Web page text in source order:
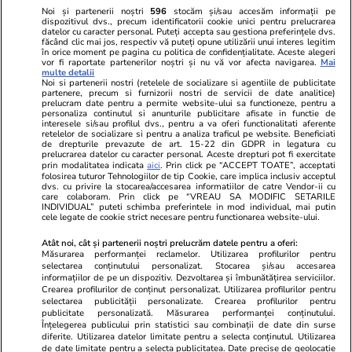
confidențialitate
Ringier România
Libertatea pentru
Unica.ro
Program TV
Avantaje
ELLE
Gazeta Sporturilor
Stiri mondene
Calculator sarcina
Ajută Copiii
Locuri de muncă
Imobiliare.ro
Jobradar24
Imoradar24
Colecții Libertatea
Pariază responsabil! Decizia ONJN nr. 821/25.09.2025.
Jocurile de noroc sunt interzise minorilor.
Actualizare preferințe cookies
Noi și partenerii noștri 596 stocăm și/sau accesăm informații pe
dispozitivul dvs., precum identificatorii cookie unici pentru prelucrarea
datelor cu caracter personal. Puteți accepta sau gestiona preferințele dvs.
făcând clic mai jos, respectiv vă puteți opune utilizării unui interes legitim
în orice moment pe pagina cu politica de confidențialitate. Aceste alegeri
vor fi raportate partenerilor noștri și nu vă vor afecta navigarea. Mai
multe detalii
Noi si partenerii nostri (retelele de socializare si agentiile de publicitate
partenere, precum si furnizorii nostri de servicii de date analitice)
prelucram date pentru a permite website-ului sa functioneze, pentru a
personaliza continutul si anunturile publicitare afisate in functie de
interesele si/sau profilul dvs., pentru a va oferi functionalitati aferente
retelelor de socializare si pentru a analiza traficul pe website. Beneficiati
de drepturile prevazute de art. 15-22 din GDPR in legatura cu
prelucrarea datelor cu caracter personal. Aceste drepturi pot fi exercitate
prin modalitatea indicataaici. Prin click pe “ACCEPT TOATE”, acceptati
folosirea tuturor Tehnologiilor de tip Cookie, care implica inclusiv acceptul
dvs. cu privire la stocarea/accesarea informatiilor de catre Vendor-ii cu
care colaboram. Prin click pe “VREAU SA MODIFIC SETARILE
INDIVIDUAL” puteti schimba preferintele in mod individual, mai putin
cele legate de cookie strict necesare pentru functionarea website-ului.
Atât noi, cât și partenerii noștri prelucrăm datele pentru a oferi:
Măsurarea performanței reclamelor. Utilizarea profilurilor pentru
selectarea conținutului personalizat. Stocarea și/sau accesarea
informațiilor de pe un dispozitiv. Dezvoltarea și îmbunătățirea serviciilor.
Crearea profilurilor de conținut personalizat. Utilizarea profilurilor pentru
selectarea publicității personalizate. Crearea profilurilor pentru
publicitate personalizată. Măsurarea performanței conținutului.
Înțelegerea publicului prin statistici sau combinații de date din surse
diferite. Utilizarea datelor limitate pentru a selecta conținutul. Utilizarea
de date limitate pentru a selecta publicitatea. Date precise de geolocație